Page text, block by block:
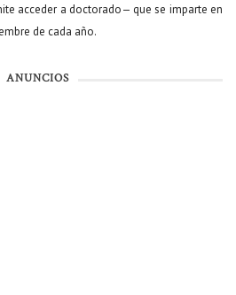
acceder a doctorado— que se imparte en
de cada año.
ANUNCIOS